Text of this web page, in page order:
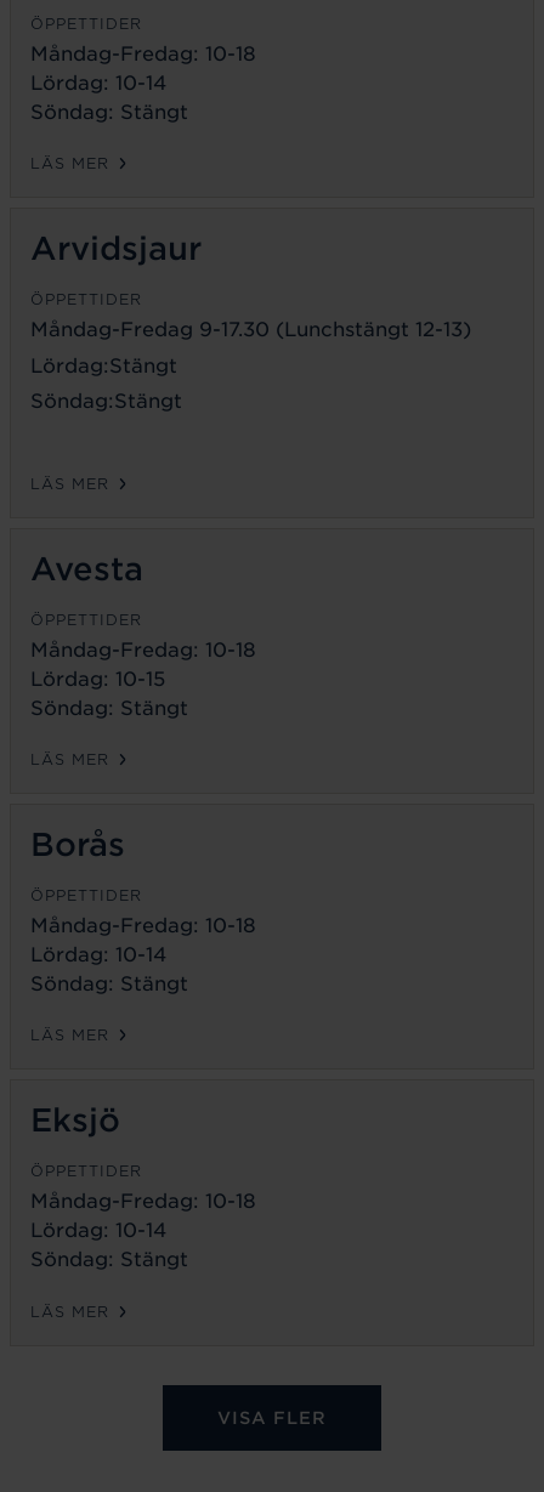
ÖPPETTIDER
Måndag-Fredag: 10-18
Lördag: 10-14
Söndag: Stängt
LÄS MER
Arvidsjaur
ÖPPETTIDER
Måndag-Fredag 9-17.30 (Lunchstängt 12-13)
Lördag:Stängt
Söndag:Stängt
LÄS MER
Avesta
ÖPPETTIDER
Måndag-Fredag: 10-18
Lördag: 10-15
Söndag: Stängt
LÄS MER
Borås
ÖPPETTIDER
Måndag-Fredag: 10-18
Lördag: 10-14
Söndag: Stängt
LÄS MER
Eksjö
ÖPPETTIDER
Måndag-Fredag: 10-18
Lördag: 10-14
Söndag: Stängt
LÄS MER
VISA FLER